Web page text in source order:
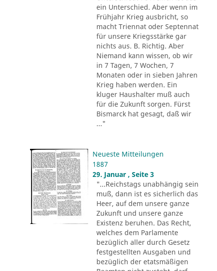
ein Unterschied. Aber wenn im
Frühjahr Krieg ausbricht, so
macht Triennat oder Septennat
für unsere Kriegsstärke gar
nichts aus. B. Richtig. Aber
Niemand kann wissen, ob wir
in 7 Tagen, 7 Wochen, 7
Monaten oder in sieben Jahren
Krieg haben werden. Ein
kluger Haushalter muß auch
für die Zukunft sorgen. Fürst
Bismarck hat gesagt, daß wir
..."
Neueste Mitteilungen
1887
29. Januar , Seite 3
"...Reichstags unabhängig sein
muß, dann ist es sicherlich das
Heer, auf dem unsere ganze
Zukunft und unsere ganze
Existenz beruhen. Das Recht,
welches dem Parlamente
bezüglich aller durch Gesetz
festgestellten Ausgaben und
bezüglich der etatsmäßigen